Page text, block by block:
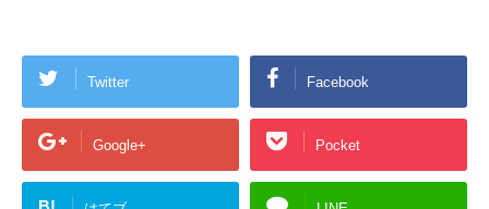
Twitter Facebook
Google+ Pocket